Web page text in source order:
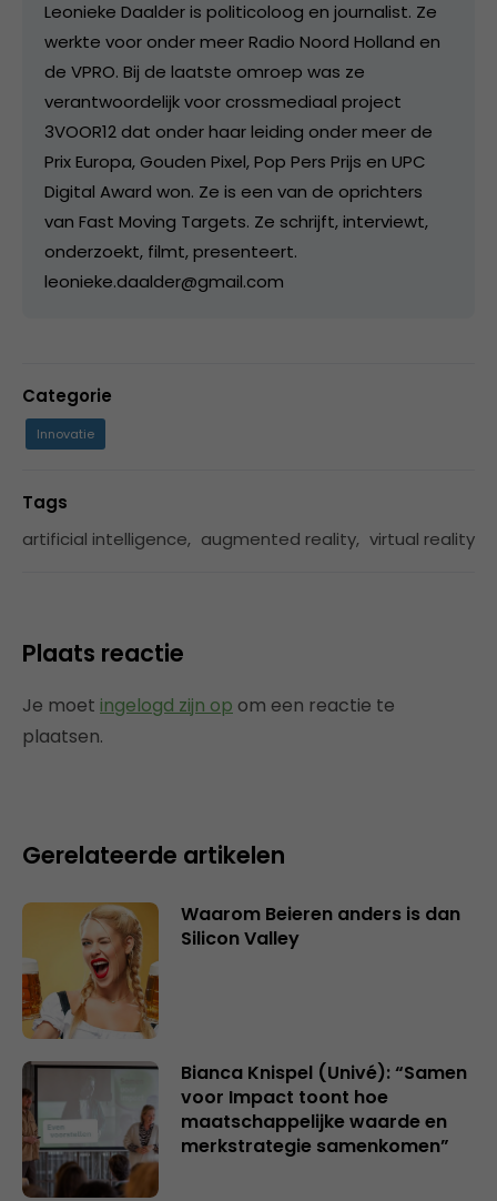
Leonieke Daalder is politicoloog en journalist. Ze
werkte voor onder meer Radio Noord Holland en
de VPRO. Bij de laatste omroep was ze
verantwoordelijk voor crossmediaal project
3VOOR12 dat onder haar leiding onder meer de
Prix Europa, Gouden Pixel, Pop Pers Prijs en UPC
Digital Award won. Ze is een van de oprichters
van Fast Moving Targets. Ze schrijft, interviewt,
onderzoekt, filmt, presenteert.
leonieke.daalder@gmail.com
Categorie
Innovatie
Tags
artificial intelligence, augmented reality, virtual reality
Plaats reactie
Je moet ingelogd zijn op om een reactie te
plaatsen.
Gerelateerde artikelen
Waarom Beieren anders is dan
Silicon Valley
Bianca Knispel (Univé): “Samen
voor Impact toont hoe
maatschappelijke waarde en
merkstrategie samenkomen”